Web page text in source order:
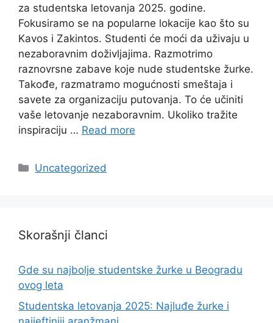
za studentska letovanja 2025. godine.
Fokusiramo se na popularne lokacije kao što su
Kavos i Zakintos. Studenti će moći da uživaju u
nezaboravnim doživljajima. Razmotrimo
raznovrsne zabave koje nude studentske žurke.
Takođe, razmatramo mogućnosti smeštaja i
savete za organizaciju putovanja. To će učiniti
vaše letovanje nezaboravnim. Ukoliko tražite
inspiraciju … Read more
Categories
Uncategorized
Skorašnji članci
Gde su najbolje studentske žurke u Beogradu
ovog leta
Studentska letovanja 2025: Najluđe žurke i